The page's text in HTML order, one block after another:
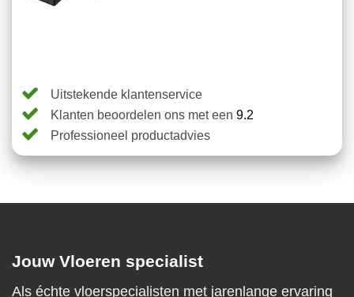
Uitstekende klantenservice
Klanten beoordelen ons met een 9.2
Professioneel productadvies
Jouw Vloeren specialist
Als échte vloerspecialisten met jarenlange ervaring